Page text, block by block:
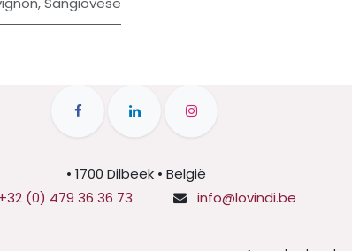
• 1700 Dilbeek • België
+32 (0) 479 36 36 73
info@lovindi.be